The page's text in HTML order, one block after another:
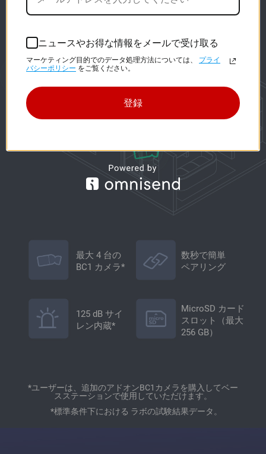
最大 4 台の
BC1 カメラ*
125 dB サイ
レン内蔵*
数秒で簡単
ペアリング
MicroSD カード
スロット（最大
256 GB）
*ユーザーは、追加のアドオンBC1カメラを購入してベー
スステーションで使用していただけます。
*標準条件下における ラボの試験結果データ。
ニュースやお得な情報をメールで受け取る
マーケティング目的でのデータ処理方法については、 プライ
バシーポリシー をご覧ください。
登録